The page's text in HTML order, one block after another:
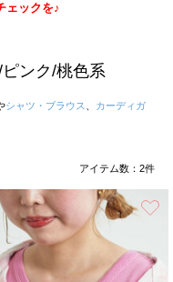
ェックを♪
ンク/桃色系
シャツ・ブラウス
カーディガ
アイテム数： 2件
り